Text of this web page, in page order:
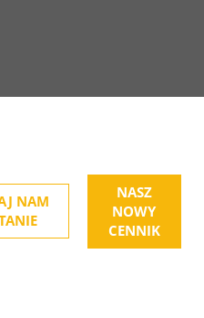
NAM
NASZ
NOWY
CENNIK